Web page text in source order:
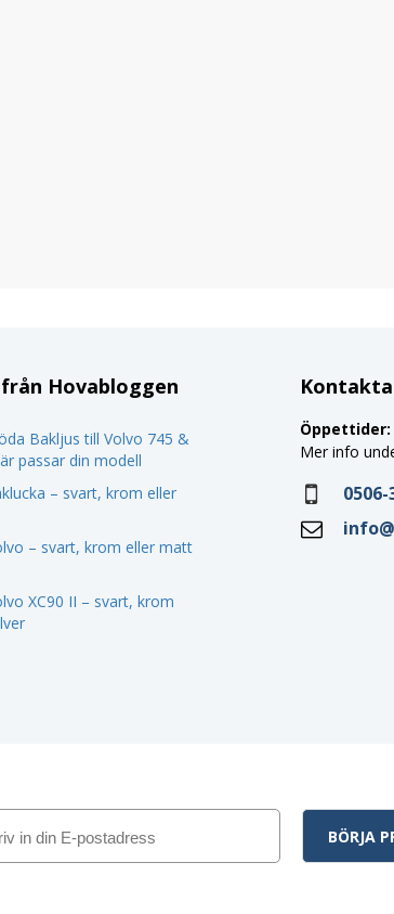
Hovabloggen
Bakljus till Volvo 745 &
passar din modell
– svart, krom eller
– svart, krom eller matt
XC90 II – svart, krom
Öppettider:
Mer info
0506-